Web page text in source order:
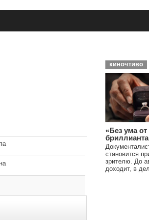
киночтиво
«Без ума
становится
зрителю. До
доходит, в